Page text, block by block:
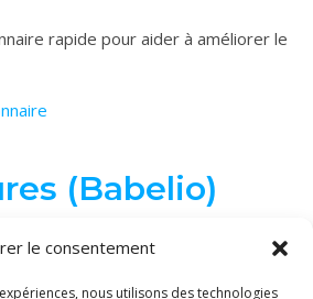
le consentement
nous utilisons des technologies
rapide pour aider à améliorer le
(Babelio)